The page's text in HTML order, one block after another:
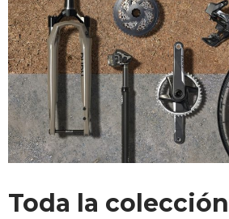
Toda la colección